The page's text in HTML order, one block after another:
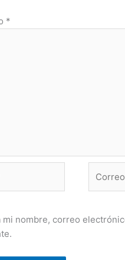
*
mi nombre, correo